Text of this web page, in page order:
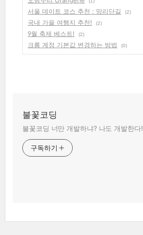
서울 데이트 코스 추천 : 망리단길
(2)
국내 가을 여행지 추천!
(2)
9월 축제 베스트!
(2)
크롬 계정 기본값 변경하는 방법
(0)
불꽃코딩
불꽃코딩 너만 개발하냐? 나도 개발한다!
구독하기